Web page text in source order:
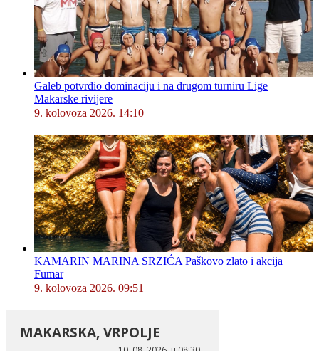
Galeb potvrdio dominaciju i na drugom turniru Lige
Makarske rivijere
9. kolovoza 2026. 14:10
KAMARIN MARINA SRZIĆA Paškovo zlato i akcija
Fumar
9. kolovoza 2026. 09:51